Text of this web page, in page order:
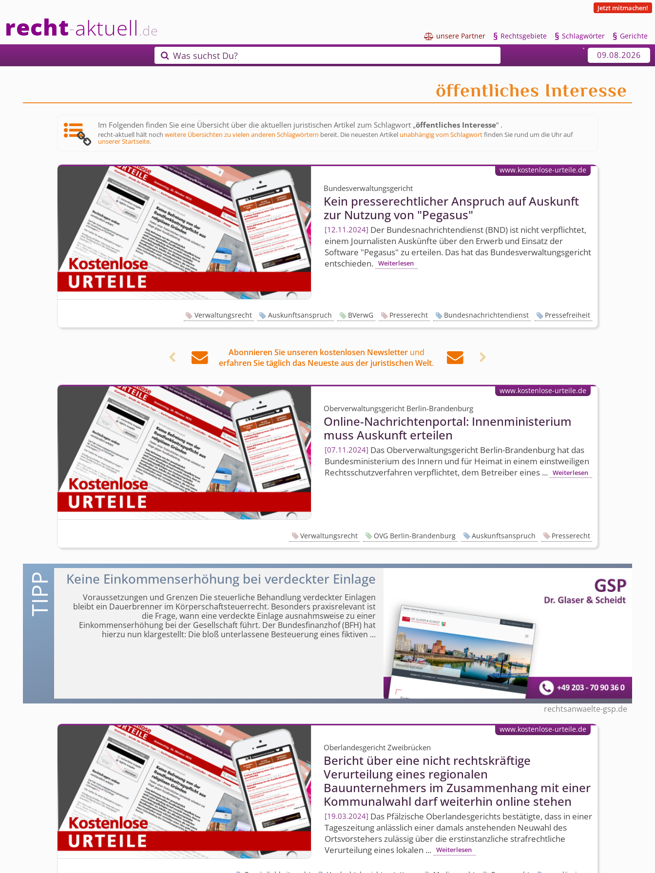
recht-aktuell.de
Jetzt mitmachen!
 unsere Partner § Rechtsgebiete § Schlagwörter § Gerichte
 Was suchst Du? 09.08.2026
öffentliches Interesse
Im Folgenden finden Sie eine Übersicht über die aktuellen juristischen Artikel zum Schlagwort „öffentliches Interesse“ .
recht-aktuell hält nochweitere Übersichten zu vielen anderen Schlagwörtern bereit. Die neuesten Artikel unabhängig vom Schlagwortfinden Sie rund um die Uhr auf
unserer Startseite.
Bundesverwaltungsgericht
Kein presserechtlicher Anspruch auf Auskunft
zur Nutzung von "Pegasus"
12.11.2024 Der Bundes­nachrichten­dienst (BND) ist nicht verpflichtet,
einem Journalisten Auskünfte über den Erwerb und Einsatz der
Software "Pegasus" zu erteilen. Das hat das Bundes­verwaltungs­gericht
entschieden. Weiterlesen
www.kostenlose-urteile.de
Verwaltungsrecht Auskunftsanspruch BVerwG Presserecht Bundesnachrichtendienst Pressefreiheit
  Abonnieren Sie unseren kostenlosen Newsletterund
erfahren Sie täglich das Neueste aus der juristischen Welt.  
Oberverwaltungsgericht Berlin-Brandenburg
Online-Nachrichtenportal: Innenministerium
muss Auskunft erteilen
07.11.2024 Das Ober­verwaltungs­gericht Berlin-Brandenburg hat das
Bundesministerium des Innern und für Heimat in einem einstweiligen
Rechts­schutz­verfahren verpflichtet, dem Betreiber eines ... Weiterlesen
www.kostenlose-urteile.de
Verwaltungsrecht OVG Berlin-Brandenburg Auskunftsanspruch Presserecht
Keine Einkommenserhöhung bei verdeckter Einlage
Voraussetzungen und Grenzen Die steuerliche Behandlung verdeckter Einlagen
bleibt ein Dauerbrenner im Körperschaft­steuerrecht. Besonders praxisrelevant ist
die Frage, wann eine verdeckte Einlageausnahmsweise zu einer
Einkommenserhöhung bei der Gesellschaft führt. Der Bundesfinanzhof (BFH) hat
hierzu nun klargestellt: Die bloß unterlassene Besteuerung eines fiktiven ...
rechtsanwaelte-gsp.de
Oberlandesgericht Zweibrücken
Bericht über eine nicht rechtskräftige
Verurteilung eines regionalen
Bauunternehmers im Zusammenhang mit einer
Kommunalwahl darf weiterhin online stehen
19.03.2024 Das Pfälzische Oberlandesgerichts bestätigte, dass in einer
Tageszeitung anlässlich einer damals anstehenden Neuwahl des
Ortsvorstehers zulässig über die erstinstanzliche strafrechtliche
Verurteilung eines lokalen ... Weiterlesen
www.kostenlose-urteile.de